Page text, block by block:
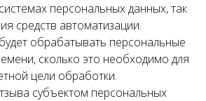
персональных данных, так
средств автоматизации.
обрабатывать персональные
сколько это необходимо для
цели обработки.
субъектом персональных